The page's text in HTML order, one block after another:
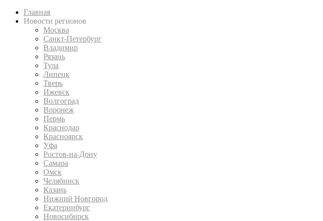
Главная
Новости регионов
Москва
Санкт-Петербург
Владимир
Рязань
Тула
Липецк
Тверь
Ижевск
Волгоград
Воронеж
Пермь
Краснодар
Красноярск
Уфа
Ростов-на-Дону
Самара
Омск
Челябинск
Казань
Нижний Новгород
Екатеринбург
Новосибирск